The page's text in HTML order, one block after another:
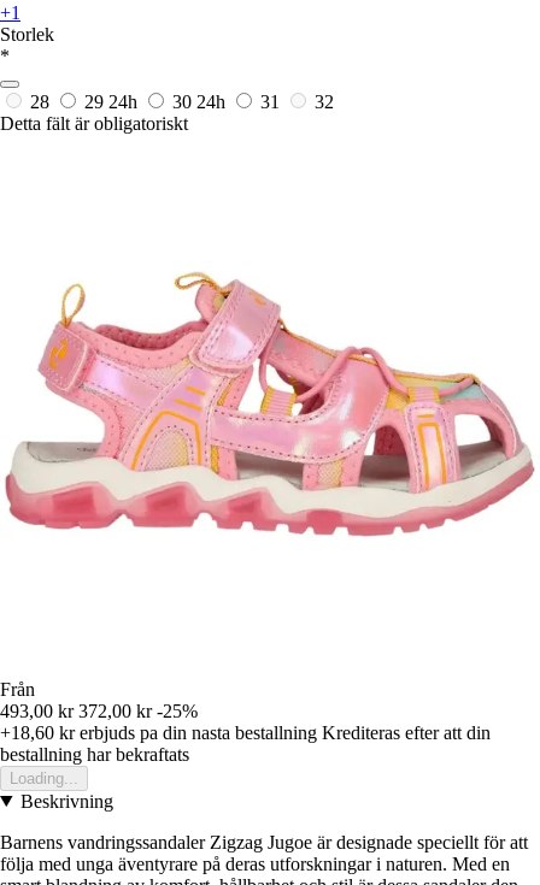
+1
Storlek
*
28 29 24h 30 24h 31
32
Detta fält är obligatoriskt
Från
493,00 kr 372,00 kr -25%
+18,60 krerbjuds pa din nasta bestallning Krediteras efter att din
bestallning har bekraftats
Loading...
Beskrivning
Barnens vandringssandaler Zigzag Jugoe är designade speciellt för att
följa med unga äventyrare på deras utforskningar i naturen. Med en